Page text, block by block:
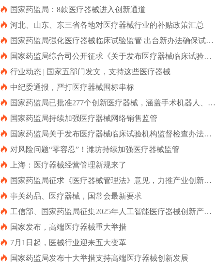
 国家药监局：8款医疗器械进入创新通道
 河北、山东、东三省各地对医疗器械行业的补贴政策汇总
 国家药监局强化医疗器械临床试验监管 出台新办法确保试验
安全与有效
 国家药监局综合司公开征求《关于发布医疗器械临床试验项
目检查要点及判定原则的公告（征求意见稿）》意见
 行业动态 | 国家五部门发文，支持这些医疗器械
 中纪委通报，严打医疗器械围标串标
 国家药监局已批准277个创新医疗器械，涵盖手术机器人、人
工智能医疗器械等多领域
 国家药监局持续加强医疗器械网络销售监管
 国家药监局关于发布医疗器械临床试验机构监督检查办法
（试行）的通告（2024年第22号）
 对风险问题“零容忍”！潍坊持续加强医疗器械监管

上海：医疗器械经营管理新规来了
 国家药监局征求《医疗器械管理法》意见，力推产业创新发
展
 事关药品、医疗器械，国常会最新要求
 工信部、国家药监局征集2025年人工智能医疗器械创新产品
项目，揭榜攻关期两年
 国家发布，高端医疗器械重大举措
 7月1日起，医械行业迎来五大变革
 国家药监局发布十大举措支持高端医疗器械创新发展